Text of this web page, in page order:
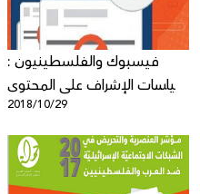
فيسبوك والفلسطينيون :
سياسات الإشراف على المحتوى
بين التحيز والاعتدال؟- ورقة
سياساتية صادرة عن مركز حملة
2018/10/29